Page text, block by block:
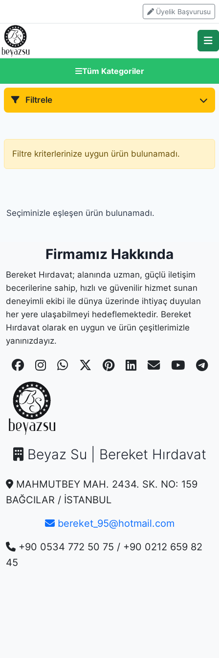
content
Üyelik Başvurusu
Tüm Kategoriler
Filtrele
Filtre kriterlerinize uygun ürün bulunamadı.
Seçiminizle eşleşen ürün bulunamadı.
Firmamız Hakkında
Bereket Hırdavat; alanında uzman, güçlü iletişim
becerilerine sahip, hızlı ve güvenilir hizmet sunan
deneyimli ekibi ile dünya üzerinde ihtiyaç duyulan
her yere ulaşabilmeyi hedeflemektedir. Bereket
Hırdavat olarak en uygun ve ürün çeşitlerimizle
yanınızdayız.
Beyaz Su | Bereket Hırdavat
MAHMUTBEY MAH. 2434. SK. NO: 159
BAĞCILAR / İSTANBUL
bereket_95@hotmail.com
+90 0534 772 50 75 / +90 0212 659 82
45